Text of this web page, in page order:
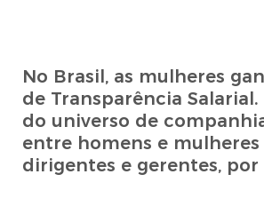
No Brasil, as mulheres
de Transparência
do universo de
entre homens e
dirigentes e gerentes, por